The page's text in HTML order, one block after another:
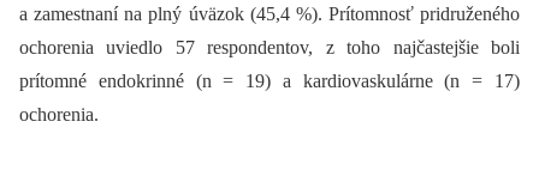
a zamestnaní na plný úväzok (45,4 %). Prítomnosť pridruženého
ochorenia uviedlo 57 respondentov, z toho najčastejšie boli
prítomné endokrinné (n = 19) a kardiovaskulárne (n = 17)
ochorenia.